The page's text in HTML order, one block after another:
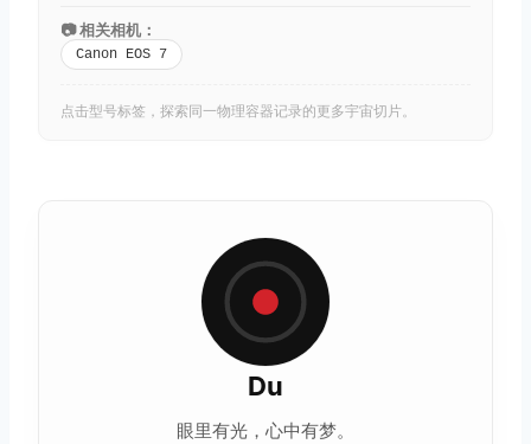
📷 相关相机：
Canon EOS 7
点击型号标签，探索同一物理容器记录的更多宇宙切片。
Du
眼里有光，心中有梦。